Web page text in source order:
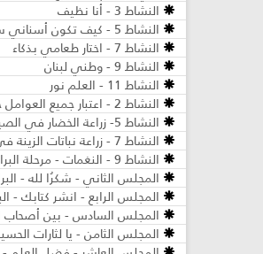
النشاط 3 - أنا نظيف
النشاط 5 - كيف تكون أسناني سليمة؟
النشاط 7 - اختار طعامي بذكاء
النشاط 9 - وطني لبنان
النشاط 11 - العلم نور
النشاط 2 - اعتبار جميع العوامل حول ركوب الدراجة - مرحلة البراعم
النشاط 5- زراعة الخضار في الصيف - مرحلة البراعم
النشاط 7 - زراعة نباتات الزينة في الصيف ​- مرحلة البراعم
النشاط 9 - النغمات - مرحلة البراعم
المجلس الثاني - شكرُا لله -
المجلس الرابع - انشر كتابك -
المجلس السادس - بين أصحاب
المجلس الثامن - يا لثارات